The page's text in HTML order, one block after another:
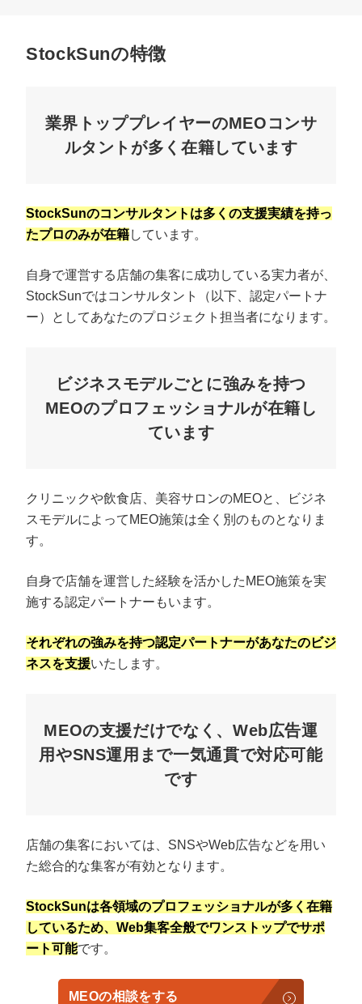
StockSunの特徴
業界トッププレイヤーのMEOコンサ
ルタントが多く在籍しています
StockSunのコンサルタントは多くの支援実績を持っ
たプロのみが在籍しています。
自身で運営する店舗の集客に成功している実力者が、
StockSunではコンサルタント（以下、認定パートナ
ー）としてあなたのプロジェクト担当者になります。
ビジネスモデルごとに強みを持つ
MEOのプロフェッショナルが在籍し
ています
クリニックや飲食店、美容サロンのMEOと、ビジネ
スモデルによってMEO施策は全く別のものとなりま
す。
自身で店舗を運営した経験を活かしたMEO施策を実
施する認定パートナーもいます。
それぞれの強みを持つ認定パートナーがあなたのビジ
ネスを支援いたします。
MEOの支援だけでなく、Web広告運
用やSNS運用まで一気通貫で対応可能
です
店舗の集客においては、SNSやWeb広告などを用い
た総合的な集客が有効となります。
StockSunは各領域のプロフェッショナルが多く在籍
しているため、Web集客全般でワンストップでサポ
ート可能です。
MEOの相談をする